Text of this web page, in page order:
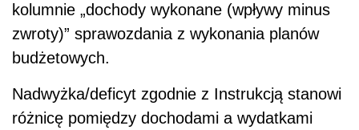
kolumnie „dochody wykonane (wpływy minus
zwroty)” sprawozdania z wykonania planów
budżetowych.
Nadwyżka/deficyt zgodnie z Instrukcją stanowi
różnicę pomiędzy dochodami a wydatkami